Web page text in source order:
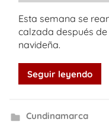
Esta semana se
calzada después
navideña.
Seguir leyendo
Cundinamarca